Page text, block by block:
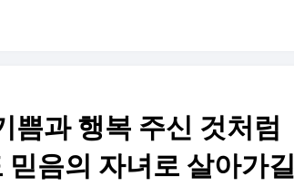
쁨과 행복 주신 것처럼
음의 자녀로 살아가길